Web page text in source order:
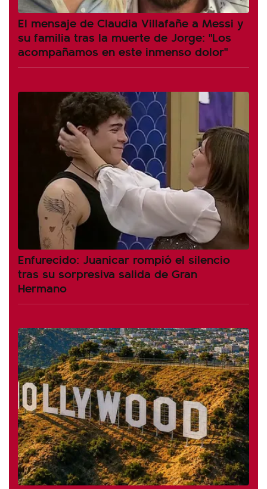
El mensaje de Claudia Villafañe a Messi y
su familia tras la muerte de Jorge: "Los
acompañamos en este inmenso dolor"
Enfurecido: Juanicar rompió el silencio
tras su sorpresiva salida de Gran
Hermano